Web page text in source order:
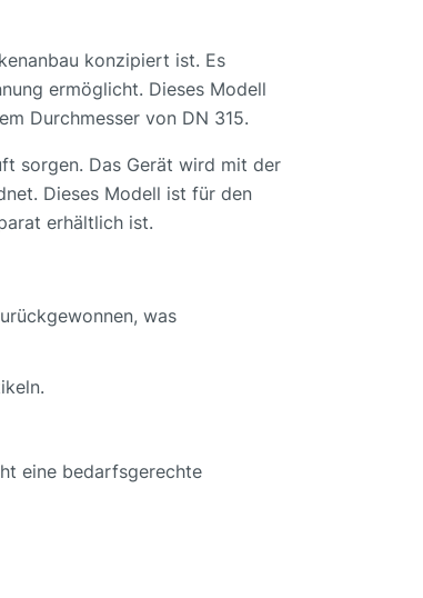
konzipiert ist. Es
ermöglicht. Dieses Modell
Durchmesser von DN 315.
sorgen. Das Gerät wird mit der
Dieses Modell ist für den
erhältlich ist.
was
eine bedarfsgerechte